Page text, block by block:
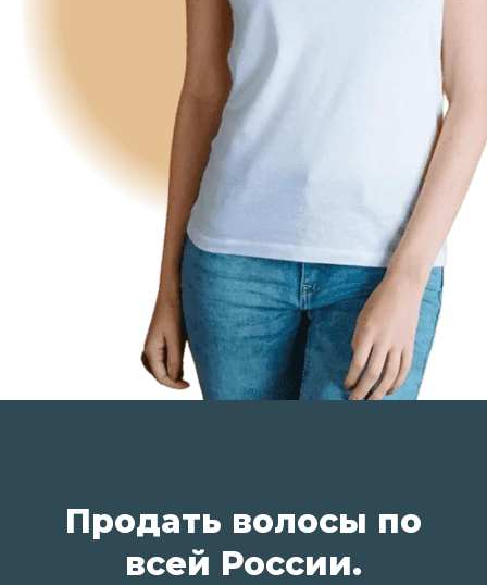
Продать волосы по
всей России.